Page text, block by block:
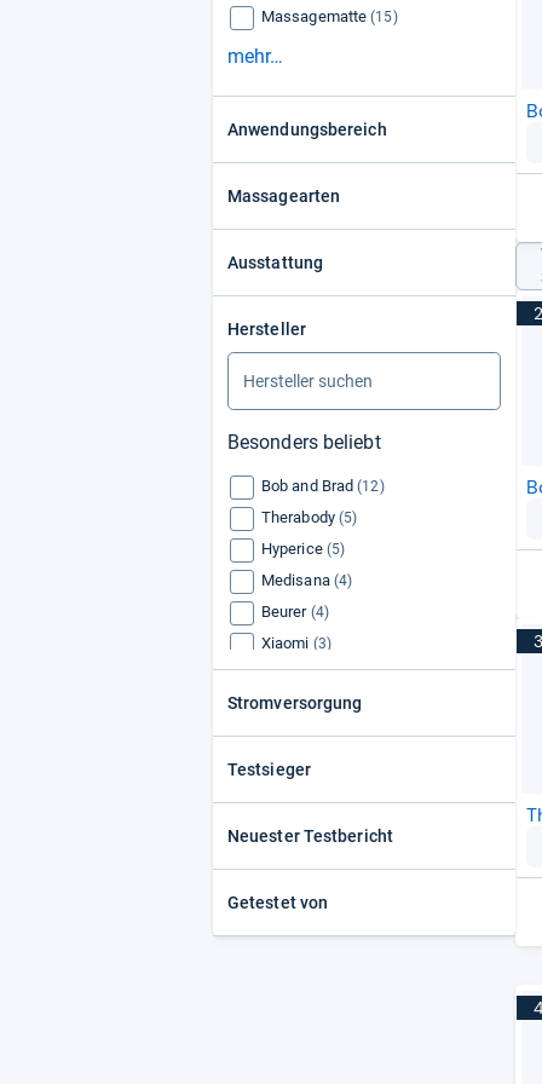
Massagematte (15)
mehr…
Anwendungsbereich
Massagearten
Ausstattung
Hersteller
Besonders beliebt
Bob and Brad (12)
Therabody (5)
Hyperice (5)
Medisana (4)
Beurer (4)
Xiaomi (3)
Orthomechanik (3)
Urikar (3)
Lidl / Silvercrest (3)
Stromversorgung
Testsieger
Neuester Testbericht
Getestet von